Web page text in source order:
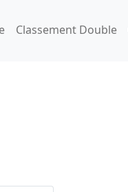
Classement Double